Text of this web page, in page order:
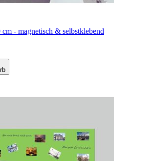
- magnetisch & selbstklebend